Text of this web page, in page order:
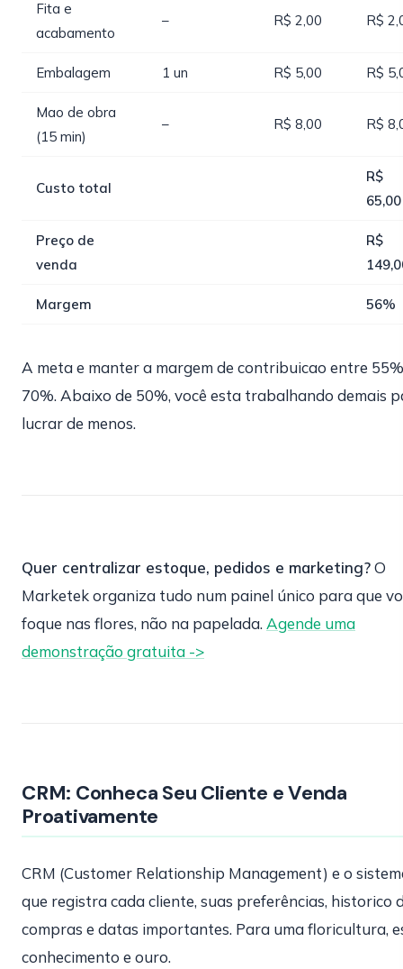
Fita e
acabamento
– R$ 2,00 R$
Embalagem 1 un R$ 5,00 R$
Mao de obra
(15 min)
– R$ 8,00 R$
Custo total
R$
65,00
Preço de
venda
R$
Margem 56%
A meta e manter a margem de contribuicao entre
70%. Abaixo de 50%, você esta trabalhando demais
lucrar de menos.
Quer centralizar estoque, pedidos e marketing?O
Marketek organiza tudo num painel único para que
foque nas flores, não na papelada. Agende uma
demonstração gratuita ->
CRM: Conheca Seu Cliente e Venda
Proativamente
CRM (Customer Relationship Management) e o
que registra cada cliente, suas preferências, historico
compras e datas importantes. Para uma floricultura,
conhecimento e ouro.